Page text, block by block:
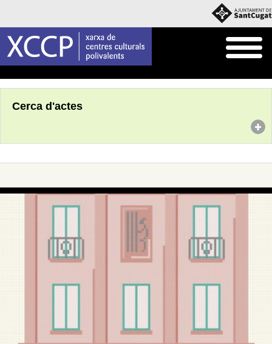
Cerca d'actes